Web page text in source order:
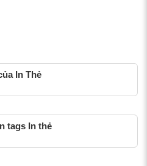
In Thẻ
tags In thẻ